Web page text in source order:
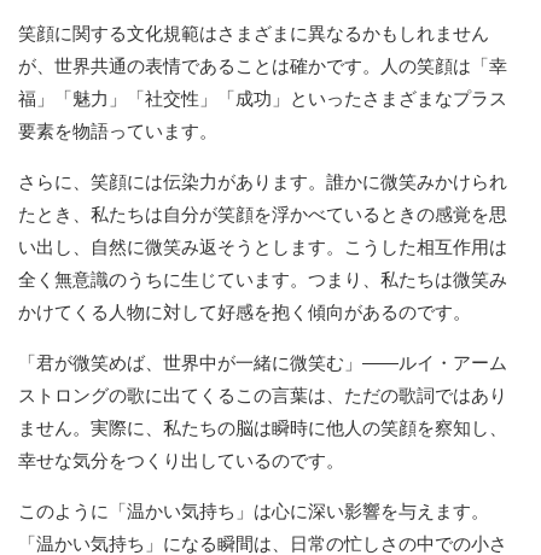
笑顔に関する文化規範はさまざまに異なるかもしれません
が、世界共通の表情であることは確かです。人の笑顔は「幸
福」「魅力」「社交性」「成功」といったさまざまなプラス
要素を物語っています。
さらに、笑顔には伝染力があります。誰かに微笑みかけられ
たとき、私たちは自分が笑顔を浮かべているときの感覚を思
い出し、自然に微笑み返そうとします。こうした相互作用は
全く無意識のうちに生じています。つまり、私たちは微笑み
かけてくる人物に対して好感を抱く傾向があるのです。
「君が微笑めば、世界中が一緒に微笑む」――ルイ・アーム
ストロングの歌に出てくるこの言葉は、ただの歌詞ではあり
ません。実際に、私たちの脳は瞬時に他人の笑顔を察知し、
幸せな気分をつくり出しているのです。
このように「温かい気持ち」は心に深い影響を与えます。
「温かい気持ち」になる瞬間は、日常の忙しさの中での小さ